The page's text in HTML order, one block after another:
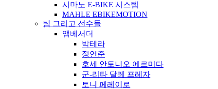
시마노 E-BIKE 시스템
MAHLE EBIKEMOTION
팀 그리고 선수들
앰베서더
박테라
정연준
호세 안토니오 에르미다
군-리타 달레 프레자
토니 페레이로